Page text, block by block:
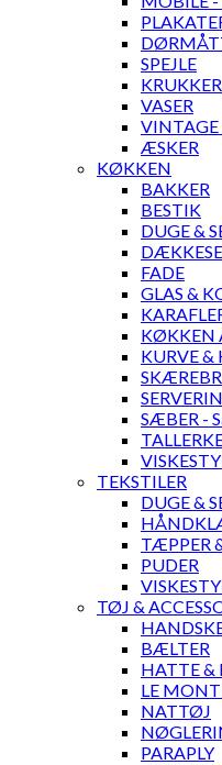
SPEJLE
KRUKKER
VASER
VINTAGE
ÆSKER
KØKKEN
BAKKER
BESTIK
DUGE &
FADE
GLAS &
KØKKEN
KURVE &
SÆBER -
TEKSTILER
DUGE &
TÆPPER
PUDER
TØJ &
BÆLTER
HATTE &
LE
NATTØJ
PARAPLY